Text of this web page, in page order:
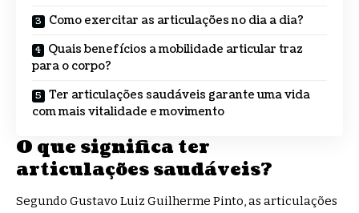
Como exercitar as articulações no dia a dia?
Quais benefícios a mobilidade articular traz
para o corpo?
Ter articulações saudáveis garante uma vida
com mais vitalidade e movimento
O que significa ter
articulações saudáveis?
Segundo Gustavo Luiz Guilherme Pinto, as articulações